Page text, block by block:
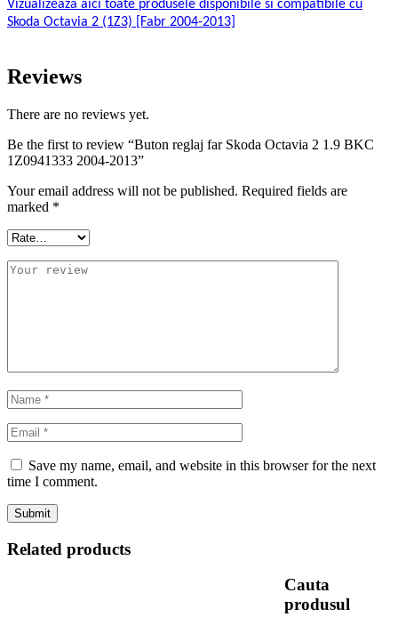
Vizualizeaza aici toate produsele disponibile si compatibile cu
Skoda Octavia 2 (1Z3) [Fabr 2004-2013]
Reviews
There are no reviews yet.
Be the first to review “Buton reglaj far Skoda Octavia 2 1.9 BKC
1Z0941333 2004-2013”
Your email address will not be published. Required fields are
marked *
Save my name, email, and website in this browser for the next
time I comment.
Related products
Cauta
produsul